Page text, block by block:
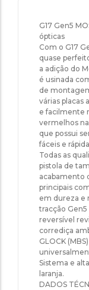
G17 Gen5
ópticas
Com o G17
quase
a adição do
é usinada
de
várias placas
e facilmente
vermelhos
que possui
fáceis e
Todas as
pistola de
acabamento
principais
em dureza e
tracção
reversível
corrediça
GLOCK
Sistema e
laranja.
DADOS